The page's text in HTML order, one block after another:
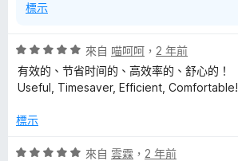
標示
評
價
5
，
分
來自 喵呵呵 ， 2 年前
有效的、节省时间的、高效率的、舒心的！
Useful, Timesaver, Efficient, Comfortable!
標示
評
來自 雲霖 ， 2 年前